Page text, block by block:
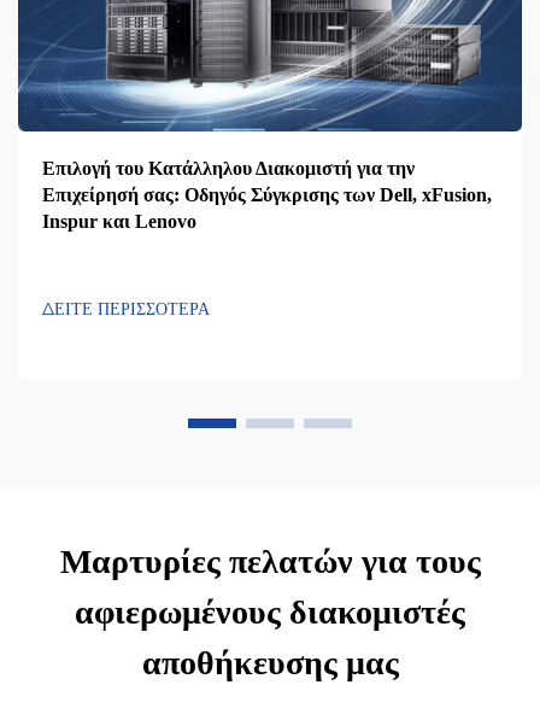
Επιλογή του Κατάλληλου Διακομιστή για την
Επιχείρησή σας: Οδηγός Σύγκρισης των Dell, xFusion,
Inspur και Lenovo
ΔΕΙΤΕ ΠΕΡΙΣΣΟΤΕΡΑ
Μαρτυρίες πελατών για τους
αφιερωμένους διακομιστές
αποθήκευσης μας